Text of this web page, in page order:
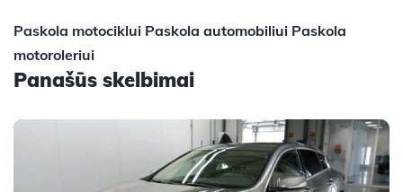
Paskola motociklui Paskola automobiliui Paskola
motoroleriui
Panašūs skelbimai